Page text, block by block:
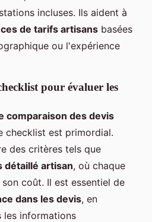
incluses. Ils aident à
de tarifs artisans basées
ou l'expérience
pour évaluer les
comparaison des devis
checklist est primordial.
des critères tels que
détaillé artisan, où chaque
coût. Il est essentiel de
dans les devis, en
les informations